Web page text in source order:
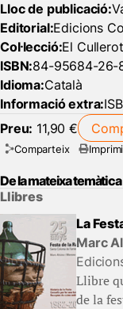
Lloc de publicació:
Editorial:Edicions
Col·lecció:El
ISBN:84-95684-26-
Idioma:Català
Informació extra:
Preu: 11,90 €
Comparteix
De la mateixa temàtica
Llibres
La
Marc
Llibre
de la